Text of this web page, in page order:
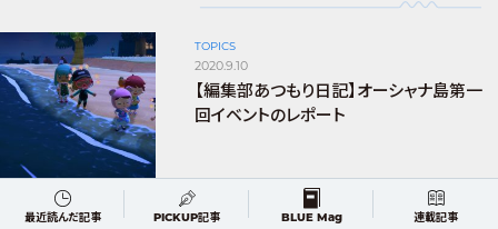
TOPICS
2020.9.10
【編集部あつもり日記】オーシャナ島第一
回イベントのレポート
最近読んだ記事 PICKUP記事 BLUE Mag 連載記事